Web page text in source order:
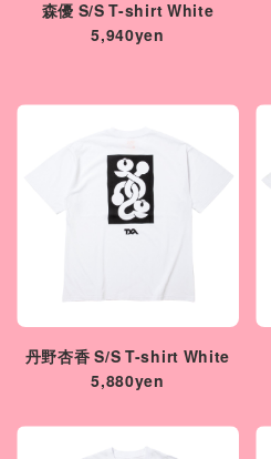
森優 S/S T-shirt White
5,940yen
丹野杏香 S/S T-shirt White
5,880yen